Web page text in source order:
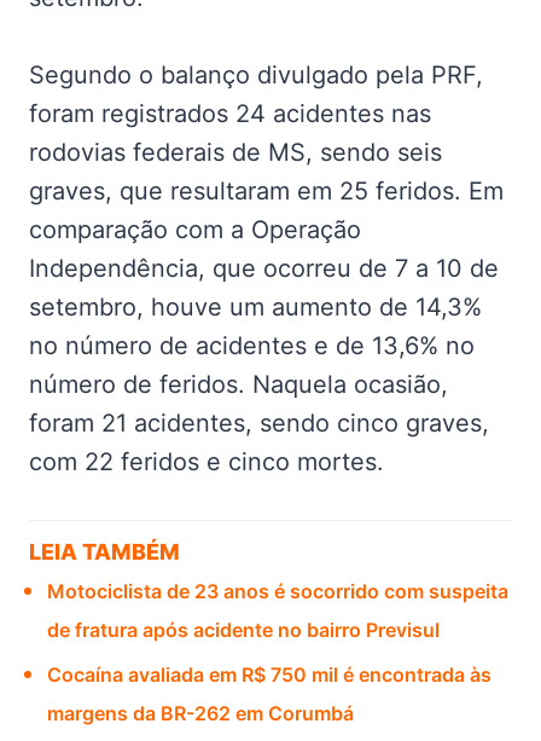
Segundo o balanço divulgado pela PRF,
foram registrados 24 acidentes nas
rodovias federais de MS, sendo seis
graves, que resultaram em 25 feridos. Em
comparação com a Operação
Independência, que ocorreu de 7 a 10 de
setembro, houve um aumento de 14,3%
no número de acidentes e de 13,6% no
número de feridos. Naquela ocasião,
foram 21 acidentes, sendo cinco graves,
com 22 feridos e cinco mortes.
LEIA TAMBÉM
Motociclista de 23 anos é socorrido com suspeita
de fratura após acidente no bairro Previsul
Cocaína avaliada em R$ 750 mil é encontrada às
margens da BR-262 em Corumbá